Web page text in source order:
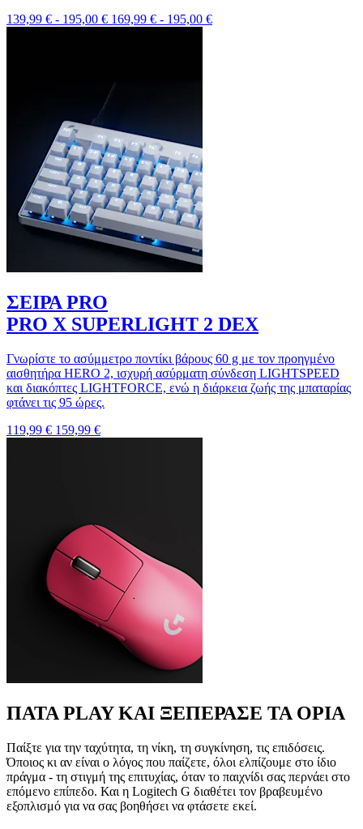
139,99 € - 195,00 € 169,99 € - 195,00 €
ΣΕΙΡΑ PRO
PRO X SUPERLIGHT 2 DEX
Γνωρίστε το ασύμμετρο ποντίκι βάρους 60 g με τον προηγμένο
αισθητήρα HERO 2, ισχυρή ασύρματη σύνδεση LIGHTSPEED
και διακόπτες LIGHTFORCE, ενώ η διάρκεια ζωής της μπαταρίας
φτάνει τις 95 ώρες.
119,99 € 159,99 €
ΠΑΤΑ PLAY ΚΑΙ ΞΕΠΕΡΑΣΕ ΤΑ ΟΡΙΑ
Παίξτε για την ταχύτητα, τη νίκη, τη συγκίνηση, τις επιδόσεις.
Όποιος κι αν είναι ο λόγος που παίζετε, όλοι ελπίζουμε στο ίδιο
πράγμα - τη στιγμή της επιτυχίας, όταν το παιχνίδι σας περνάει στο
επόμενο επίπεδο. Και η Logitech G διαθέτει τον βραβευμένο
εξοπλισμό για να σας βοηθήσει να φτάσετε εκεί.